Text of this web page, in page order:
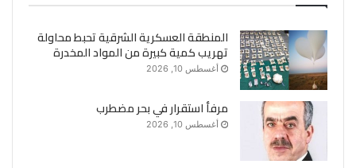
المنطقة العسكرية الشرقية تحبط محاولة
تهريب كمية كبيرة من المواد المخدرة
أغسطس 10, 2026
مرفأ استقرار في بحر مضطرب
أغسطس 10, 2026